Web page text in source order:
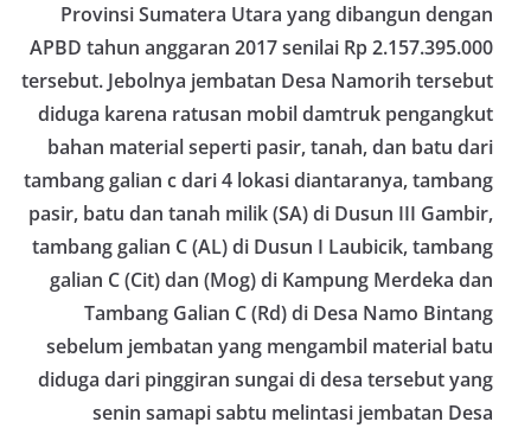
Provinsi Sumatera Utara yang dibangun dengan
APBD tahun anggaran 2017 senilai Rp 2.157.395.000
tersebut. Jebolnya jembatan Desa Namorih tersebut
diduga karena ratusan mobil damtruk pengangkut
bahan material seperti pasir, tanah, dan batu dari
tambang galian c dari 4 lokasi diantaranya, tambang
pasir, batu dan tanah milik (SA) di Dusun III Gambir,
tambang galian C (AL) di Dusun I Laubicik, tambang
galian C (Cit) dan (Mog) di Kampung Merdeka dan
Tambang Galian C (Rd) di Desa Namo Bintang
sebelum jembatan yang mengambil material batu
diduga dari pinggiran sungai di desa tersebut yang
senin samapi sabtu melintasi jembatan Desa